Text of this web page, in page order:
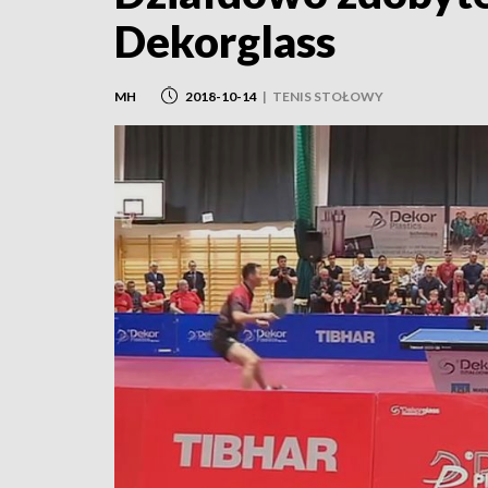
Dekorglass
MH 2018-10-14 | TENIS STOŁOWY